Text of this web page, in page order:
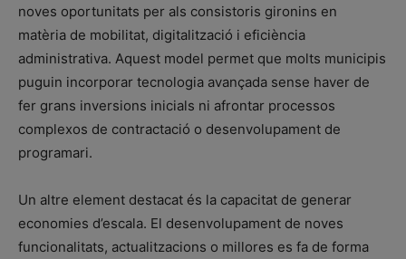
noves oportunitats per als consistoris gironins en
matèria de mobilitat, digitalització i eficiència
administrativa. Aquest model permet que molts municipis
puguin incorporar tecnologia avançada sense haver de
fer grans inversions inicials ni afrontar processos
complexos de contractació o desenvolupament de
programari.
Un altre element destacat és la capacitat de generar
economies d’escala. El desenvolupament de noves
funcionalitats, actualitzacions o millores es fa de forma